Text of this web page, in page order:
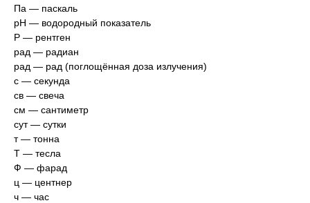
Па — паскаль
pH — водородный показатель
Р — рентген
рад — радиан
рад — рад (поглощённая доза излучения)
с — секунда
св — свеча
см — сантиметр
сут — сутки
т — тонна
Т — тесла
Ф — фарад
ц — центнер
ч — час